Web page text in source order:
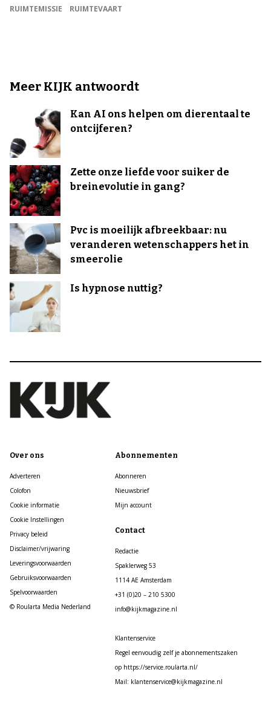
RUIMTEMISSIE
RUIMTEVAART
Meer KIJK antwoordt
Kan AI ons helpen om dierentaal te
ontcijferen?
Zette onze liefde voor suiker de
breinevolutie in gang?
Pvc is moeilijk afbreekbaar: nu
veranderen wetenschappers het in
smeerolie
Is hypnose nuttig?
Over ons
Adverteren
Colofon
Cookie informatie
Cookie Instellingen
Privacy beleid
Disclaimer/vrijwaring
Leveringsvoorwaarden
Gebruiksvoorwaarden
Spelvoorwaarden
© Roularta Media Nederland
Abonnementen
Abonneren
Nieuwsbrief
Mijn account
Contact
Redactie
Spaklerweg 53
1114 AE Amsterdam
+31 (0)20 – 210 5300
info@kijkmagazine.nl
Klantenservice
Regel eenvoudig zelf je abonnementszaken
op https://service.roularta.nl/
Mail: klantenservice@kijkmagazine.nl